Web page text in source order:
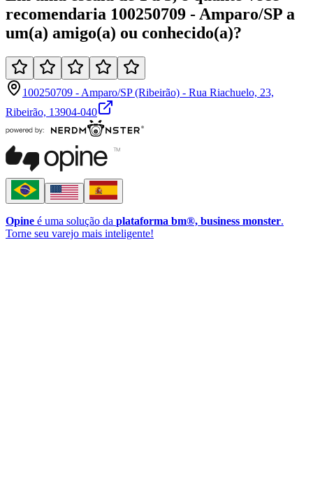
recomendaria 100250709 - Amparo/SP a
um(a) amigo(a) ou conhecido(a)?
100250709 - Amparo/SP (Ribeirão) - Rua Riachuelo, 23,
Ribeirão, 13904-040
Opine é uma solução da plataforma bm®, business monster.
Torne seu varejo mais inteligente!